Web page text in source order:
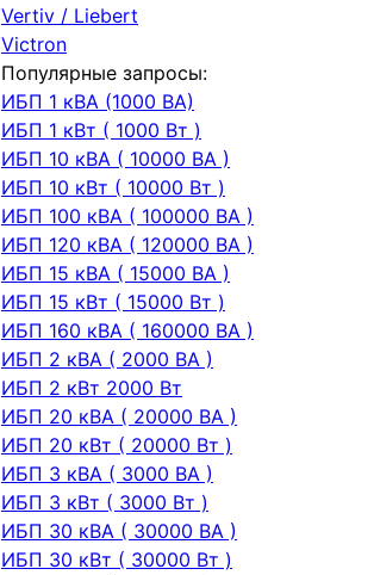
Vertiv / Liebert
Victron
Популярные запросы:
ИБП 1 кВА (1000 ВА)
ИБП 1 кВт ( 1000 Вт )
ИБП 10 кВА ( 10000 ВА )
ИБП 10 кВт ( 10000 Вт )
ИБП 100 кВА ( 100000 ВА )
ИБП 120 кВА ( 120000 ВА )
ИБП 15 кВА ( 15000 ВА )
ИБП 15 кВт ( 15000 Вт )
ИБП 160 кВА ( 160000 ВА )
ИБП 2 кВА ( 2000 ВА )
ИБП 2 кВт 2000 Вт
ИБП 20 кВА ( 20000 ВА )
ИБП 20 кВт ( 20000 Вт )
ИБП 3 кВА ( 3000 ВА )
ИБП 3 кВт ( 3000 Вт )
ИБП 30 кВА ( 30000 ВА )
ИБП 30 кВт ( 30000 Вт )